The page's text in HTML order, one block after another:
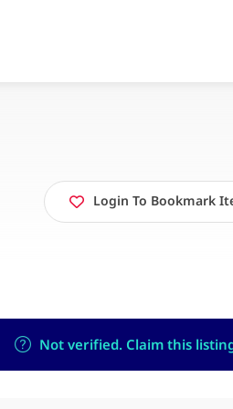
Login To Bookmark
Not verified. Claim this